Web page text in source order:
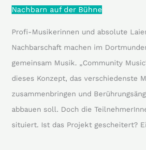
Nachbarn auf der Bühne
Profi-Musikerinnen und absolute
Nachbarschaft machen im
gemeinsam Musik. „Community
dieses Konzept, das verschiedenste
zusammenbringen und
abbauen soll. Doch die
situiert. Ist das Projekt gescheitert?